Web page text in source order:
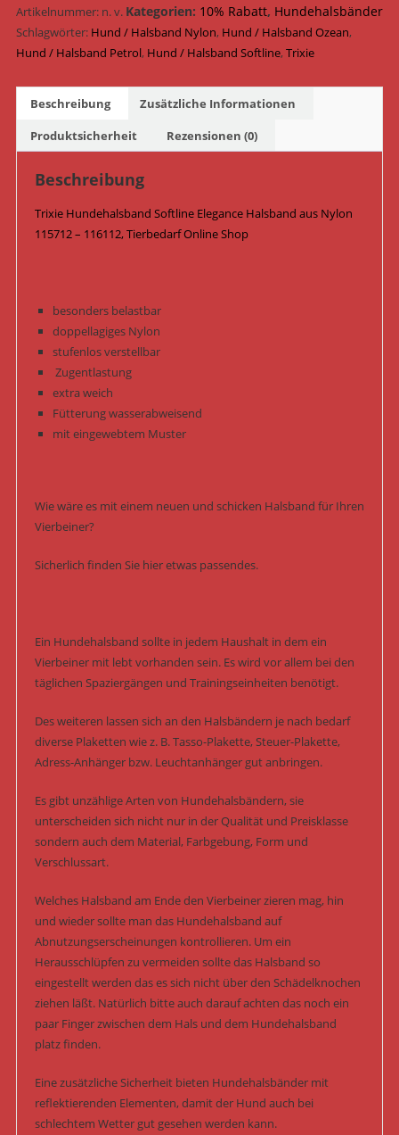
Halsband
Nylon
115712
116112
Ozean/Petrol
Menge
Artikelnummer: n. v. Kategorien: 10% Rabatt, Hundehalsbänder
Schlagwörter: Hund / Halsband Nylon, Hund / Halsband Ozean,
Hund / Halsband Petrol, Hund / Halsband Softline,Trixie
Beschreibung
Zusätzliche Informationen
Produktsicherheit
Rezensionen (0)
Beschreibung
Trixie Hundehalsband Softline Elegance Halsband aus Nylon
115712 – 116112, Tierbedarf Online Shop
besonders belastbar
doppellagiges Nylon
stufenlos verstellbar
Zugentlastung
extra weich
Fütterung wasserabweisend
mit eingewebtem Muster
Wie wäre es mit einem neuen und schicken Halsband für Ihren
Vierbeiner?
Sicherlich finden Sie hier etwas passendes.
Ein Hundehalsband sollte in jedem Haushalt in dem ein
Vierbeiner mit lebt vorhanden sein. Es wird vor allem bei den
täglichen Spaziergängen und Trainingseinheiten benötigt.
Des weiteren lassen sich an den Halsbändern je nach bedarf
diverse Plaketten wie z. B. Tasso-Plakette, Steuer-Plakette,
Adress-Anhänger bzw. Leuchtanhänger gut anbringen.
Es gibt unzählige Arten von Hundehalsbändern, sie
unterscheiden sich nicht nur in der Qualität und Preisklasse
sondern auch dem Material, Farbgebung, Form und
Verschlussart.
Welches Halsband am Ende den Vierbeiner zieren mag, hin
und wieder sollte man das Hundehalsband auf
Abnutzungserscheinungen kontrollieren. Um ein
Herausschlüpfen zu vermeiden sollte das Halsband so
eingestellt werden das es sich nicht über den Schädelknochen
ziehen läßt. Natürlich bitte auch darauf achten das noch ein
paar Finger zwischen dem Hals und dem Hundehalsband
platz finden.
Eine zusätzliche Sicherheit bieten Hundehalsbänder mit
reflektierenden Elementen, damit der Hund auch bei
schlechtem Wetter gut gesehen werden kann.